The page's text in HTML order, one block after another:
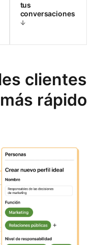
tus
conversaciones
clientes
rápido